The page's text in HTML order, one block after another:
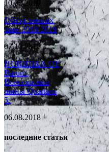
10.02.2019
Обзор зимних
шин 2018-2019
07.10.2018
НОВИНКА ОТ
Barum.
Всесезонные
шины Quartaris
5.
06.08.2018
последние статьи